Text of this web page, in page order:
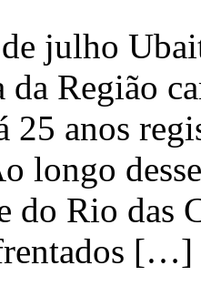
julho
Região
25 anos
longo
do Rio das
[…]